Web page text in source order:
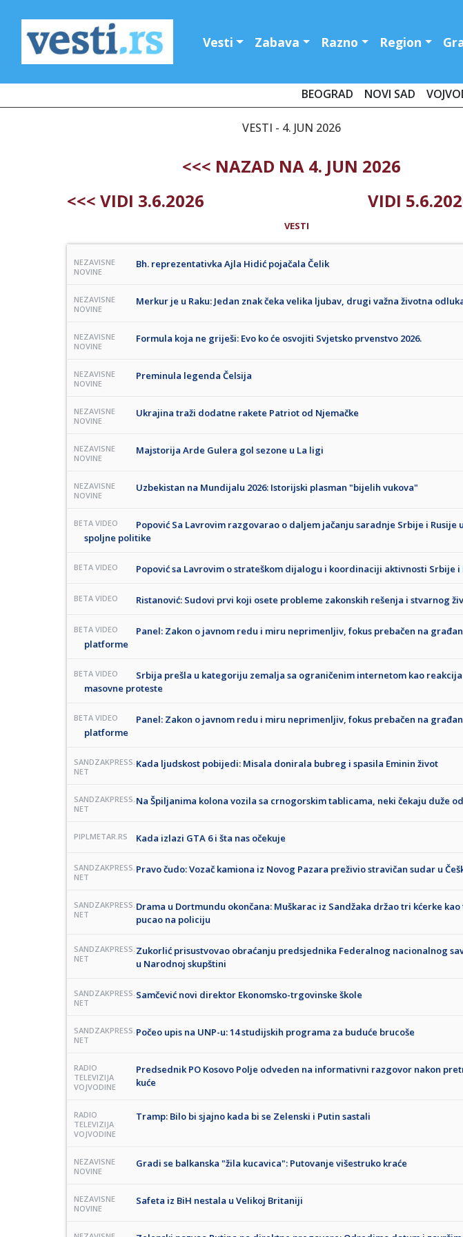
Vesti Zabava Razno Region
BEOGRAD NOVI SAD
VESTI - 4. JUN 2026
<<< NAZAD NA 4. JUN 2026
<<< VIDI 3.6.2026
VIDI
VESTI
NEZAVISNE
NOVINE
Bh. reprezentativka Ajla Hidić pojačala Čelik
NEZAVISNE
NOVINE
Merkur je u Raku: Jedan znak čeka velika ljubav, drugi važna životna
NEZAVISNE
NOVINE
Formula koja ne griješi: Evo ko će osvojiti Svjetsko prvenstvo 2026.
NEZAVISNE
NOVINE
Preminula legenda Čelsija
NEZAVISNE
NOVINE
Ukrajina traži dodatne rakete Patriot od Njemačke
NEZAVISNE
NOVINE
Majstorija Arde Gulera gol sezone u La ligi
NEZAVISNE
NOVINE
Uzbekistan na Mundijalu 2026: Istorijski plasman "bijelih vukova"
BETA VIDEO
Popović Sa Lavrovim razgovarao o daljem jačanju saradnje Srbije i Rusije
spoljne politike
BETA VIDEO Popović sa Lavrovim o strateškom dijalogu i koordinaciji aktivnosti Srbije i
BETA VIDEO Ristanović: Sudovi prvi koji osete probleme zakonskih rešenja i stvarnog
BETA VIDEO
Panel: Zakon o javnom redu i miru neprimenljiv, fokus prebačen na
platforme
BETA VIDEO
Srbija prešla u kategoriju zemalja sa ograničenim internetom kao
masovne proteste
BETA VIDEO
Panel: Zakon o javnom redu i miru neprimenljiv, fokus prebačen na
platforme
SANDZAKPRESS.
NET
Kada ljudskost pobijedi: Misala donirala bubreg i spasila Eminin život
SANDZAKPRESS.
NET
Na Špiljanima kolona vozila sa crnogorskim tablicama, neki čekaju duže
PIPLMETAR.RS Kada izlazi GTA 6 i šta nas očekuje
SANDZAKPRESS.
NET
Pravo čudo: Vozač kamiona iz Novog Pazara preživio stravičan sudar u
SANDZAKPRESS.
NET
Drama u Dortmundu okončana: Muškarac iz Sandžaka držao tri kćerke kao
pucao na policiju
SANDZAKPRESS.
NET
Zukorlić prisustvovao obraćanju predsjednika Federalnog nacionalnog
u Narodnoj skupštini
SANDZAKPRESS.
NET
Samčević novi direktor Ekonomsko-trgovinske škole
SANDZAKPRESS.
NET
Počeo upis na UNP-u: 14 studijskih programa za buduće brucoše
RADIO
TELEVIZIJA
VOJVODINE
Predsednik PO Kosovo Polje odveden na informativni razgovor nakon
kuće
RADIO
TELEVIZIJA
VOJVODINE
Tramp: Bilo bi sjajno kada bi se Zelenski i Putin sastali
NEZAVISNE
NOVINE
Gradi se balkanska "žila kucavica": Putovanje višestruko kraće
NEZAVISNE
NOVINE
Safeta iz BiH nestala u Velikoj Britaniji